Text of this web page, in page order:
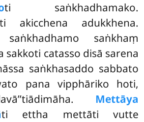
ti saṅkhadhamako.
ti akicchena adukkhena.
saṅkhaṃ
sakkoti catasso disā sarena
saṅkhasaddo sabbato
pana vipphāriko hoti,
Mettāya
ti ettha mettāti vutte